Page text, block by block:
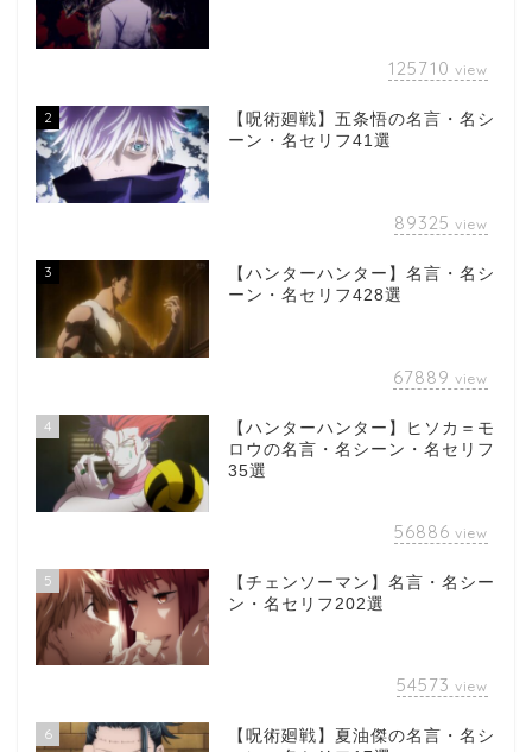
125710 view
2
【呪術廻戦】五条悟の名言・名シ
ーン・名セリフ41選
89325 view
3
【ハンターハンター】名言・名シ
ーン・名セリフ428選
67889 view
4
【ハンターハンター】ヒソカ＝モ
ロウの名言・名シーン・名セリフ
35選
56886 view
5
【チェンソーマン】名言・名シー
ン・名セリフ202選
54573 view
6
【呪術廻戦】夏油傑の名言・名シ